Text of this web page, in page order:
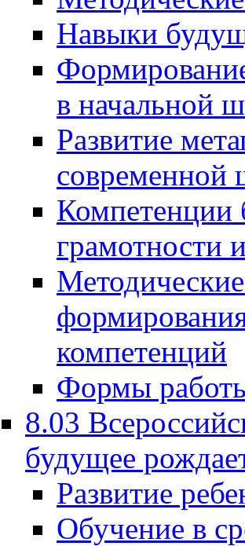
Навыки
в начальной
Развитие
современной
Компетенции
грамотности
компетенций
Формы
8.03
будущее
Развитие
Обучение в